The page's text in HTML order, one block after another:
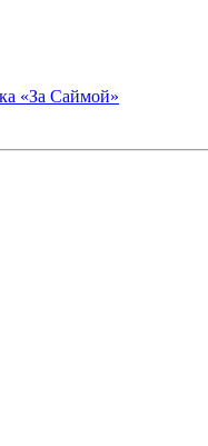
«За Саймой»